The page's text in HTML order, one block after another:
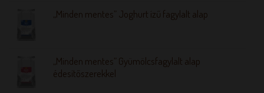
„Minden mentes” Joghurt ízű fagylalt alap
„Minden mentes” Gyümölcsfagylalt alap
édesítőszerekkel